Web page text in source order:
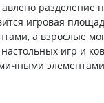
разделение
игровая
а взрослые
игр и